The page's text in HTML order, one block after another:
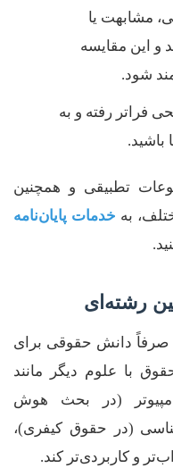
مشابهت یا
و این مقایسه
شود.
فراتر رفته و به
باشید.
تطبیقی و همچنین
به خدمات پایان‌نامه
رشته‌ای
صرفاً دانش حقوقی برای
با علوم دیگر مانند
(در بحث هوش
(در حقوق کیفری)،
و کاربردی‌تر کند.